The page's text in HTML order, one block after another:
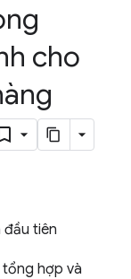
cho
đầu tiên
hợp và